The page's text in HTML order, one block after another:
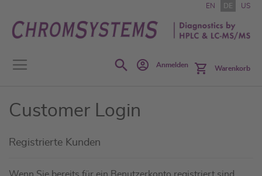
Inhalt
springen
EN DE US
SearchAnmelden Warenkorb
Customer Login
Registrierte Kunden